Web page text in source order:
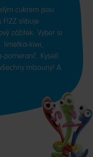
cukrem jsou
slibuje
zážitek. Vyber si
limetka-kiwi,
pomeranč. Kyselí
mlsouny! A